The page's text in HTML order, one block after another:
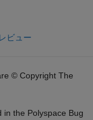
ビュー
© Copyright The
in the Polyspace Bug